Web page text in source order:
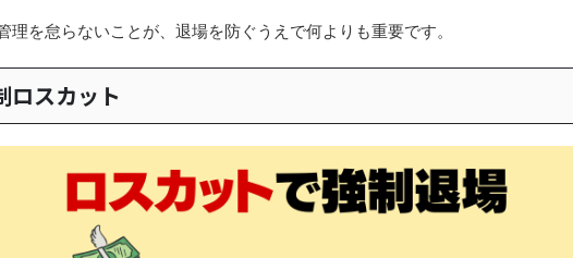
理を怠らないことが、退場を防ぐうえで何よりも重要です。
ロスカット